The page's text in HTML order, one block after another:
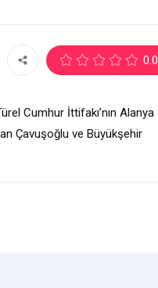
0.0
Cumhur İttifakı’nın Alanya
Çavuşoğlu ve Büyükşehir